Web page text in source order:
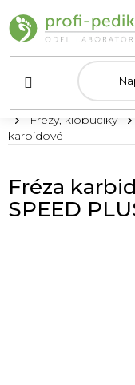
na
obsah
DomovFrézy, klobúčiky
karbidové
Fréza
SPEED